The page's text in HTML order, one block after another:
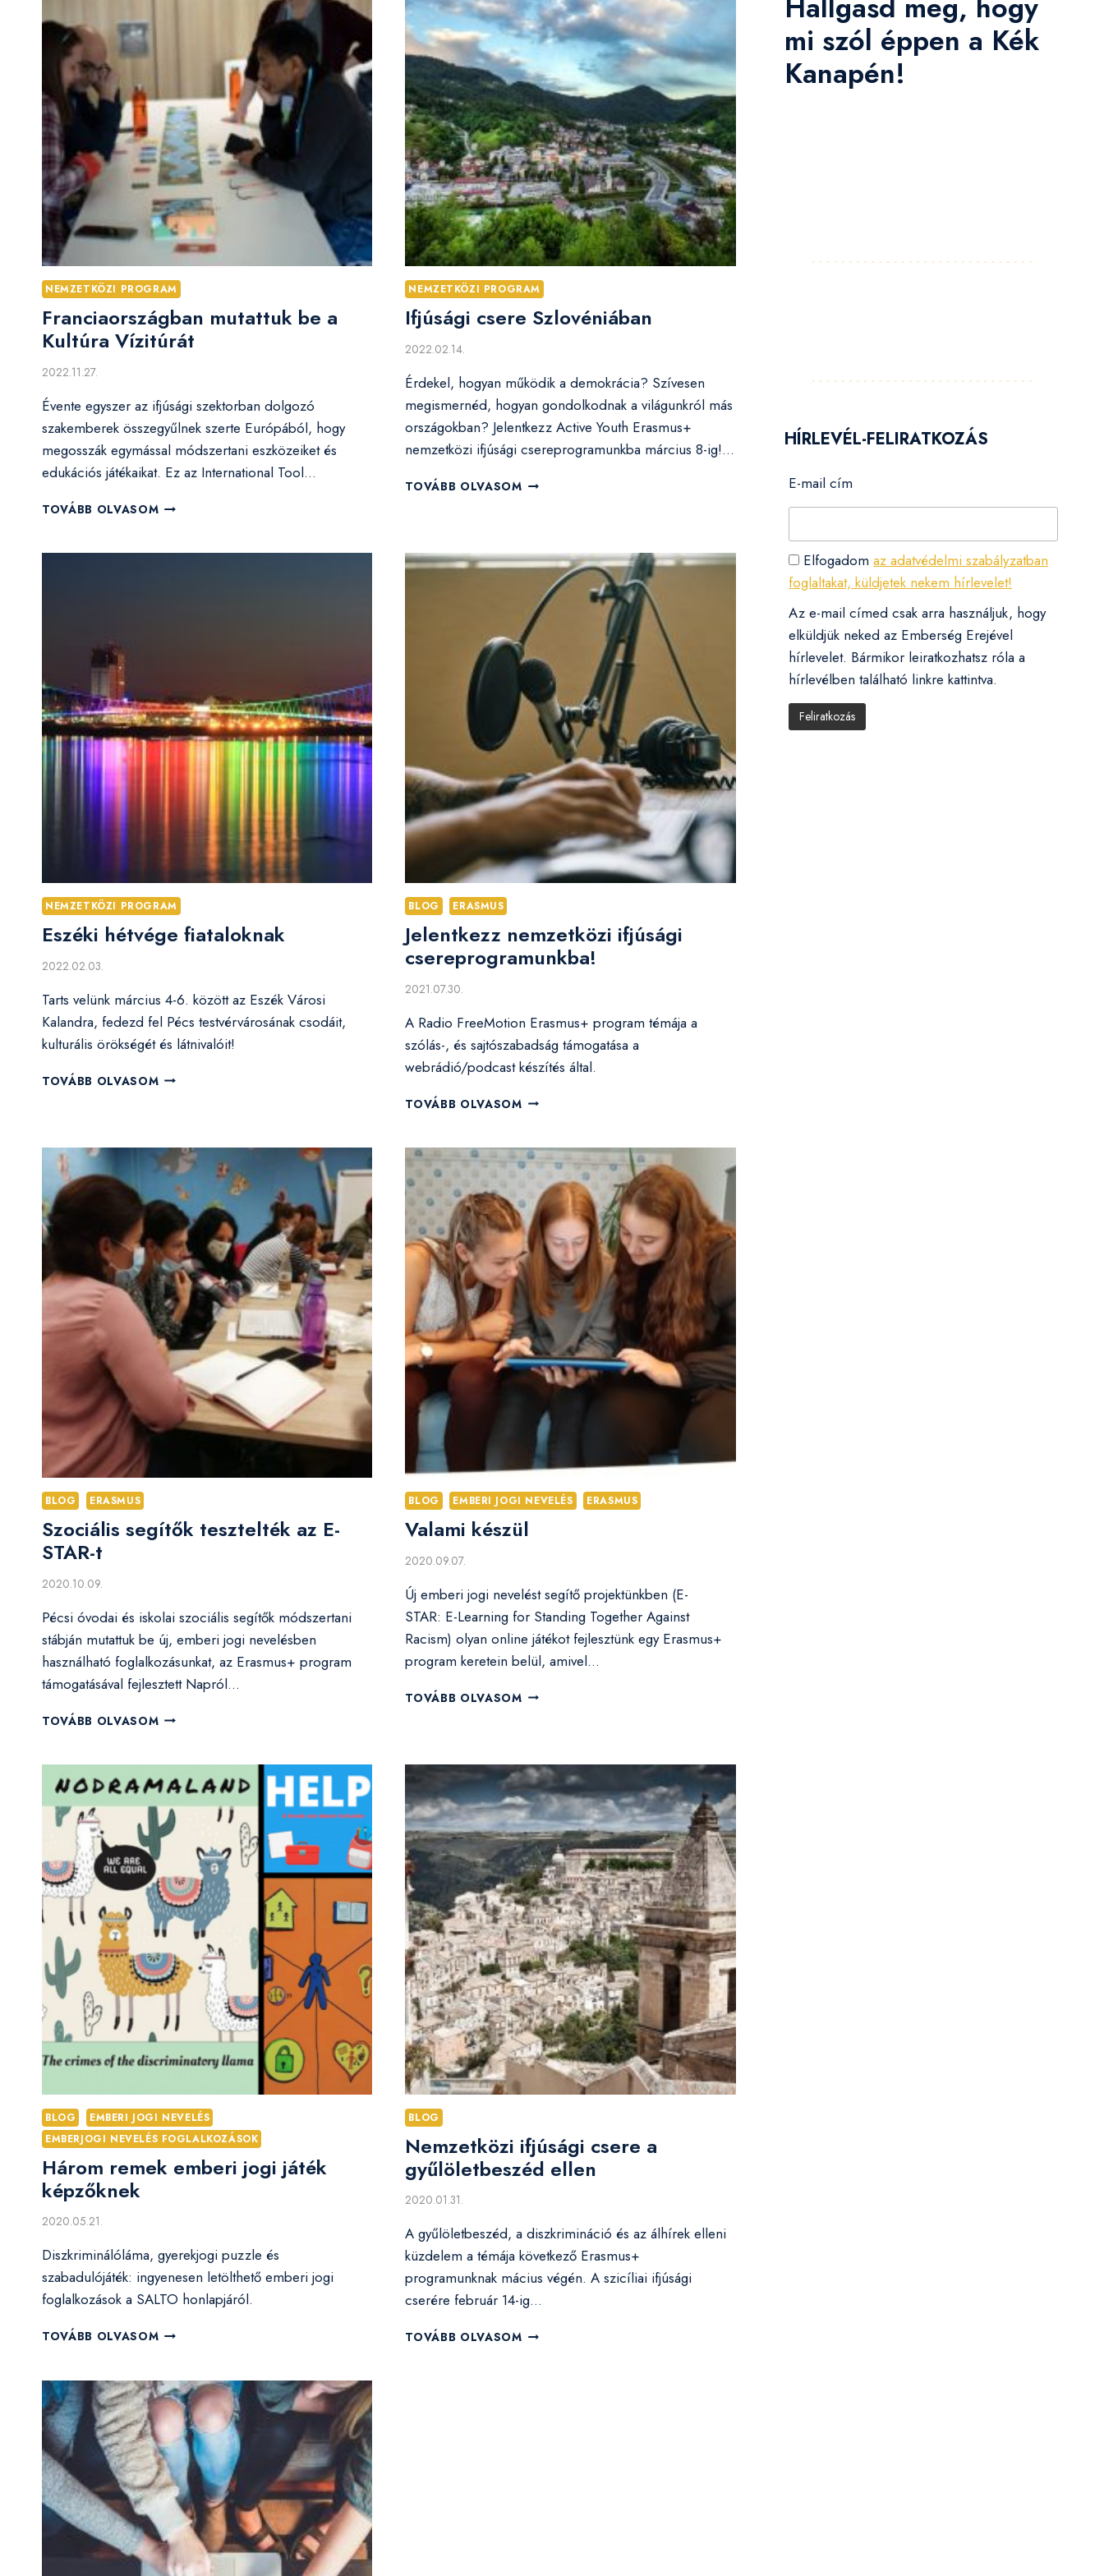
NEMZETKÖZI PROGRAM
Franciaországban mutattuk be a
Kultúra Vízitúrát
2022.11.27.
Évente egyszer az ifjúsági szektorban dolgozó
szakemberek összegyűlnek szerte Európából, hogy
megosszák egymással módszertani eszközeiket és
edukációs játékaikat. Ez az International Tool…
TOVÁBB OLVASOM FRANCIAORSZÁGBAN
A
NEMZETKÖZI PROGRAM
Ifjúsági csere Szlovéniában
2022.02.14.
Érdekel, hogyan működik a demokrácia? Szívesen
megismernéd, hogyan gondolkodnak a világunkról más
országokban? Jelentkezz Active Youth Erasmus+
nemzetközi ifjúsági csereprogramunkba március 8-ig!…
TOVÁBB OLVASOM IFJÚSÁGI
NEMZETKÖZI PROGRAM
Eszéki hétvége fiataloknak
2022.02.03.
Tarts velünk március 4-6. között az Eszék Városi
Kalandra, fedezd fel Pécs testvérvárosának csodáit,
kulturális örökségét és látnivalóit!
TOVÁBB OLVASOM ESZÉKI
BLOG ERASMUS
Jelentkezz nemzetközi ifjúsági
csereprogramunkba!
2021.07.30.
A Radio FreeMotion Erasmus+ program témája a
szólás-, és sajtószabadság támogatása a
webrádió/podcast készítés által.
TOVÁBB OLVASOM JELENTKEZZ
CSEREPROGRAMUNKBA!
BLOG ERASMUS
Szociális segítők tesztelték az E-
STAR-t
2020.10.09.
Pécsi óvodai és iskolai szociális segítők módszertani
stábján mutattuk be új, emberi jogi nevelésben
használható foglalkozásunkat, az Erasmus+ program
támogatásával fejlesztett Napról…
TOVÁBB OLVASOM SZOCIÁLIS
AZ
E-
STAR-
T
BLOG EMBERI JOGI NEVELÉS ERASMUS
Valami készül
2020.09.07.
Új emberi jogi nevelést segítő projektünkben (E-
STAR: E-Learning for Standing Together Against
Racism) olyan online játékot fejlesztünk egy Erasmus+
program keretein belül, amivel…
TOVÁBB OLVASOM VALAMI
BLOG
EMBERI JOGI NEVELÉS
EMBERJOGI NEVELÉS FOGLALKOZÁSOK
Három remek emberi jogi játék
képzőknek
2020.05.21.
Diszkriminálóláma, gyerekjogi puzzle és
szabadulójáték: ingyenesen letölthető emberi jogi
foglalkozások a SALTO honlapjáról.
TOVÁBB OLVASOM HÁROM
JOGI
JÁTÉK
KÉPZŐKNEK
BLOG
Nemzetközi ifjúsági csere a
gyűlöletbeszéd ellen
2020.01.31.
A gyűlöletbeszéd, a diszkrimináció és az álhírek elleni
küzdelem a témája következő Erasmus+
programunknak mácius végén. A szicíliai ifjúsági
cserére február 14-ig…
TOVÁBB OLVASOM NEMZETKÖZI
mi szól éppen a Kék
Kanapén!
HÍRLEVÉL-FELIRATKOZÁS
E-mail cím
Elfogadomaz adatvédelmi szabályzatban
foglaltakat, küldjetek nekem hírlevelet!
Az e-mail címed csak arra használjuk, hogy
elküldjük neked az Emberség Erejével
hírlevelet. Bármikor leiratkozhatsz róla a
hírlevélben található linkre kattintva.